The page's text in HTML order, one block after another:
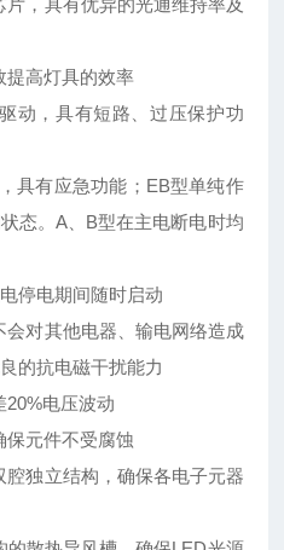
，具有优异的光通维持率及
提高灯具的效率
动，具有短路、过压保护功
具有应急功能；EB型单纯作
态。A、B型在主电断电时均
停电期间随时启动
对其他电器、输电网络造成
的抗电磁干扰能力
20%电压波动
保元件不受腐蚀
独立结构，确保各电子元器